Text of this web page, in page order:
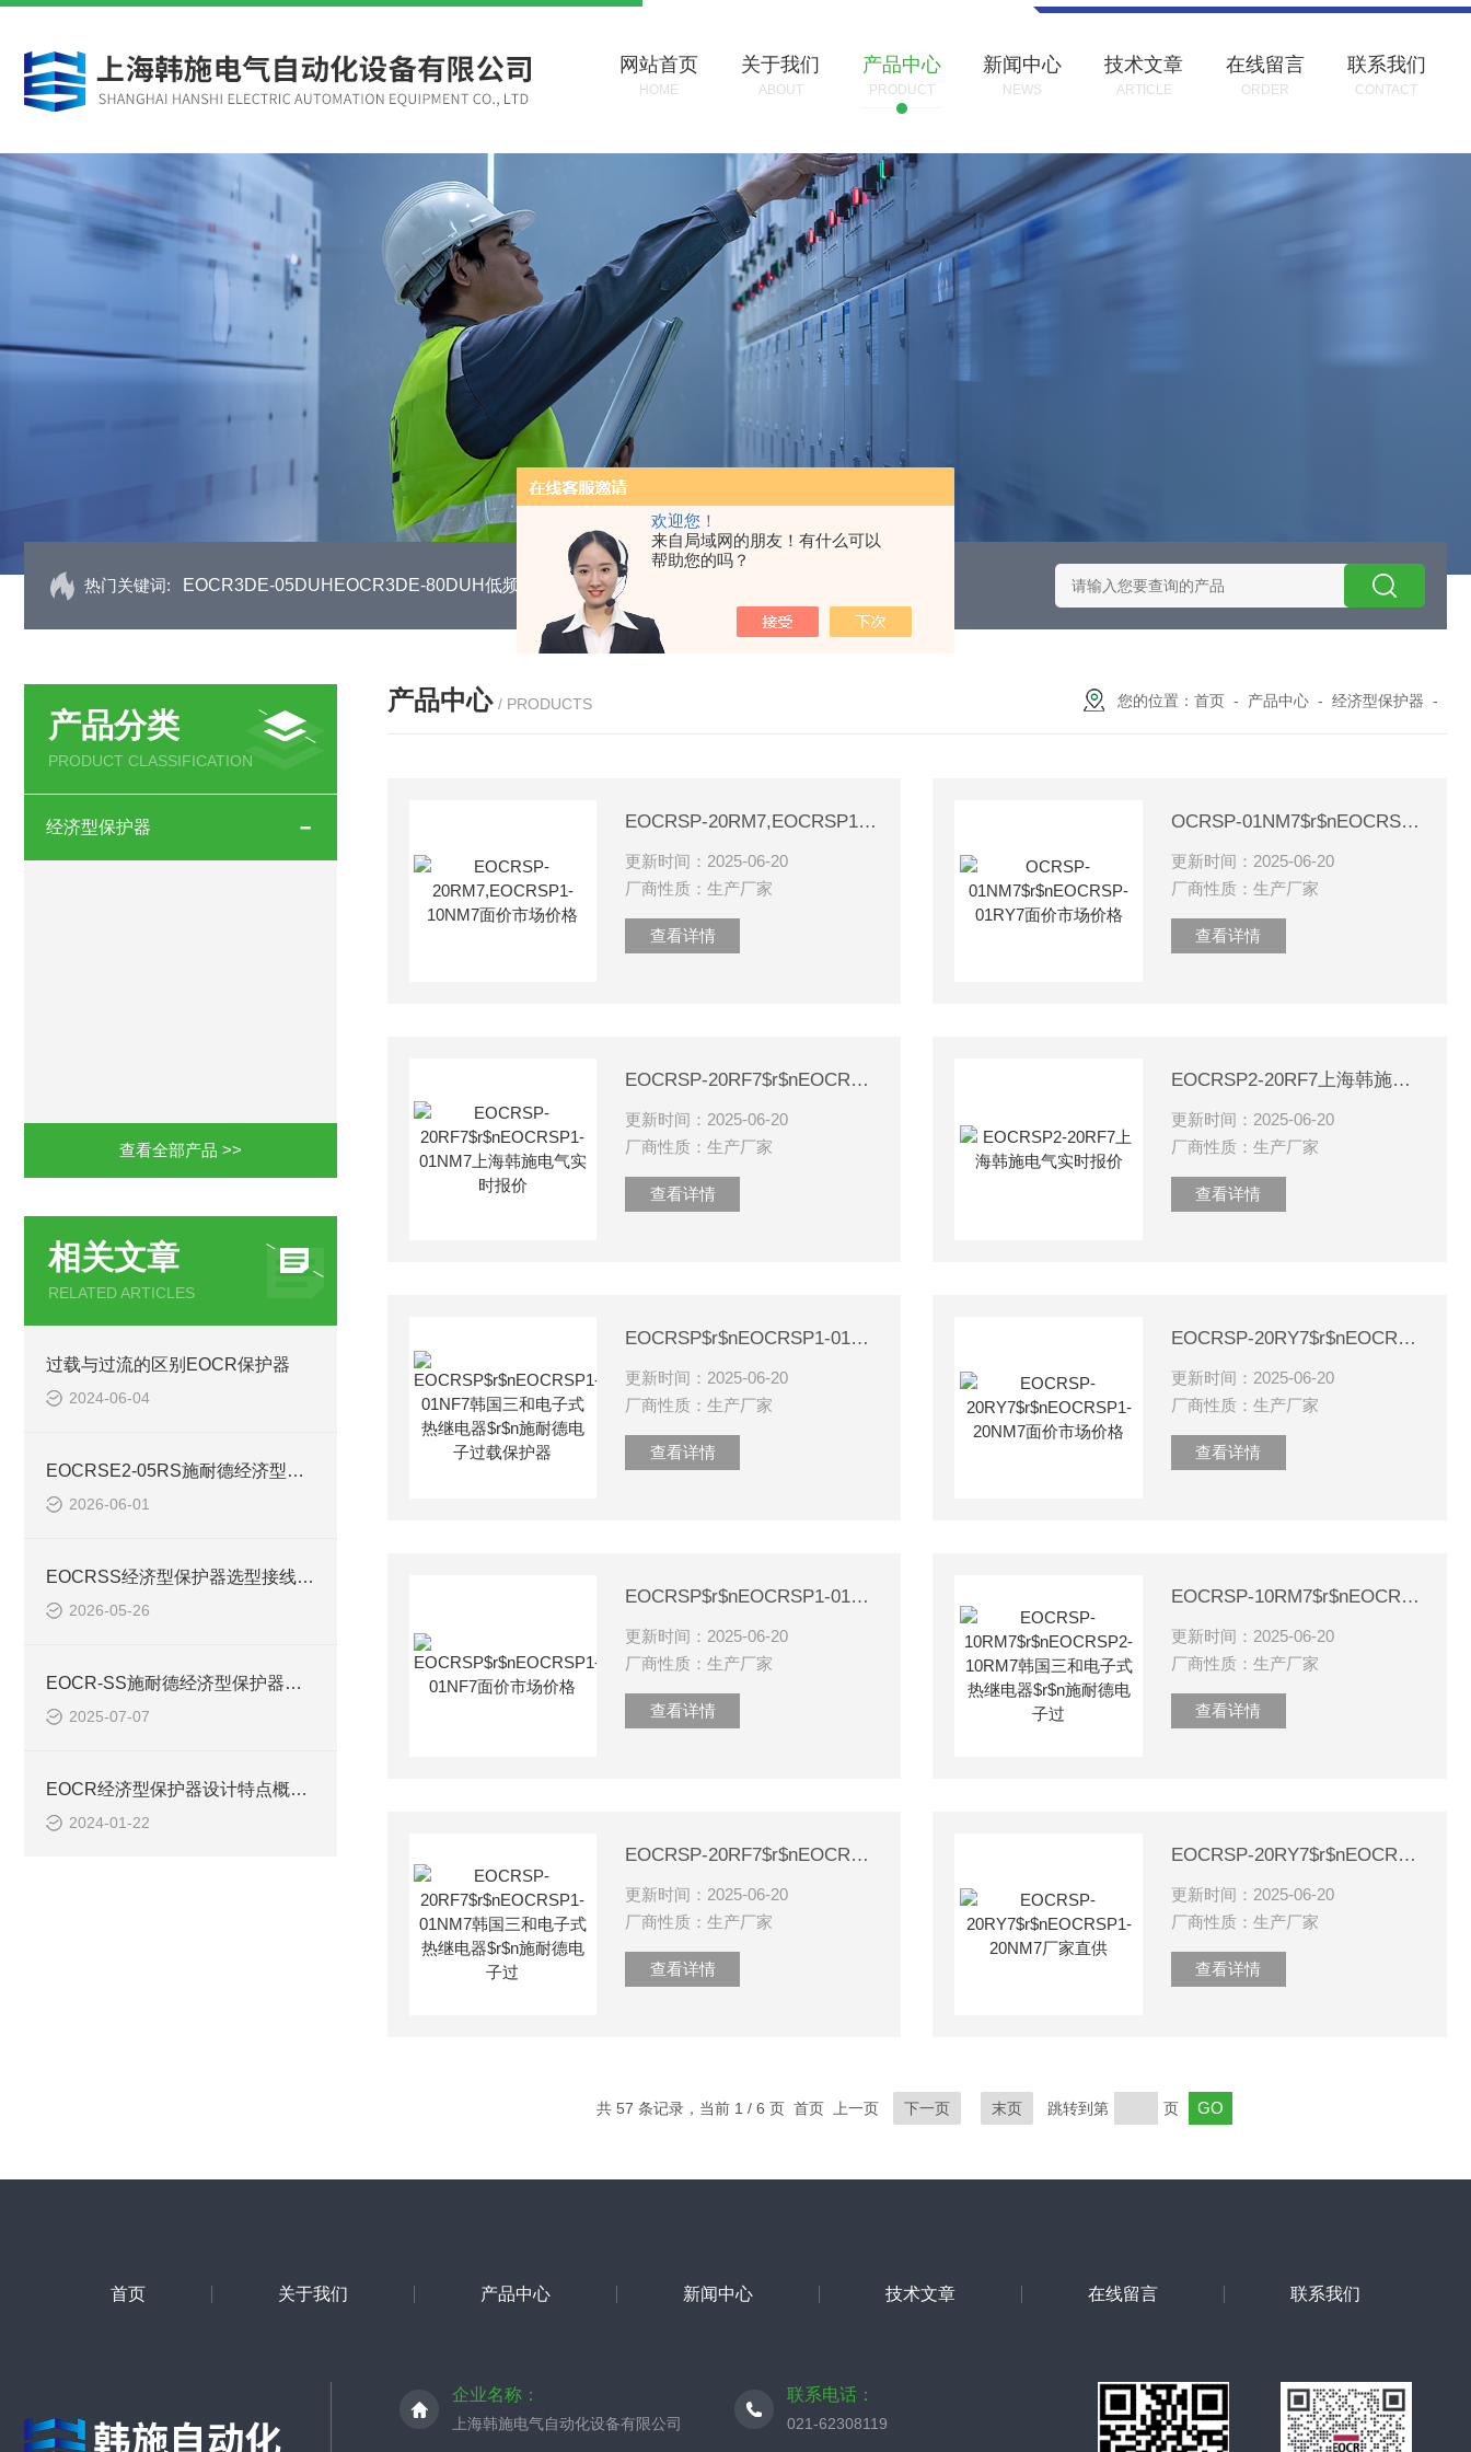
欢迎您！
来自局域网的朋友！有什么可以
帮助您的吗？
网站首页
HOME
关于我们
ABOUT
产品中心
PRODUCT
新闻中心
NEWS
技术文章
ARTICLE
在线留言
ORDER
联系我们
CONTACT
热门关键词: EOCR3DE-05DUHEOCR3DE-80DUH低频功能电机保护继电器 EOCR3DE-80DUHEOCR3DE施耐德智能保护器选型 EOCRSE2-05RSEOCR-SE2施耐德电流保
产品分类
PRODUCT CLASSIFICATION
经济型保护器
查看全部产品 >>
相关文章
RELATED ARTICLES
过载与过流的区别EOCR保护器
2024-06-04
EOCRSE2-05RS施耐德经济型保护器常用法+亮点+参数+
2026-06-01
EOCRSS经济型保护器选型接线等看图解析
2026-05-26
EOCR-SS施耐德经济型保护器负载电流整定
2025-07-07
EOCR经济型保护器设计特点概述EOCR-SE2 SS
2024-01-22
产品中心 / PRODUCTS 您的位置： 首页 - 产品中心 - 经济型保护器 -
EOCRSP-20RM7,EOCRSP1-10NM7面价市场价格
更新时间：2025-06-20
厂商性质：生产厂家
查看详情
OCRSP-01NM7$r$nEOCRSP-01RY7面价市场价格
更新时间：2025-06-20
厂商性质：生产厂家
查看详情
EOCRSP-20RF7$r$nEOCRSP1-01NM7上海韩施电气实时报价
更新时间：2025-06-20
厂商性质：生产厂家
查看详情
EOCRSP2-20RF7上海韩施电气实时报价
更新时间：2025-06-20
厂商性质：生产厂家
查看详情
EOCRSP$r$nEOCRSP1-01NF7韩国三和电子式热继电器$r$n施耐德电子过载保护器
更新时间：2025-06-20
厂商性质：生产厂家
查看详情
EOCRSP-20RY7$r$nEOCRSP1-20NM7面价市场价格
更新时间：2025-06-20
厂商性质：生产厂家
查看详情
EOCRSP$r$nEOCRSP1-01NF7面价市场价格
更新时间：2025-06-20
厂商性质：生产厂家
查看详情
EOCRSP-10RM7$r$nEOCRSP2-10RM7韩国三和电子式热继电器$r$n施耐德电子过
更新时间：2025-06-20
厂商性质：生产厂家
查看详情
EOCRSP-20RF7$r$nEOCRSP1-01NM7韩国三和电子式热继电器$r$n施耐德电子过
更新时间：2025-06-20
厂商性质：生产厂家
查看详情
EOCRSP-20RY7$r$nEOCRSP1-20NM7厂家直供
更新时间：2025-06-20
厂商性质：生产厂家
查看详情
共 57 条记录，当前 1 / 6 页 首页 上一页 下一页 末页 跳转到第 页
首页 关于我们 产品中心 新闻中心 技术文章 在线留言 联系我们
企业名称：
上海韩施电气自动化设备有限公司
联系电话：
021-62308119